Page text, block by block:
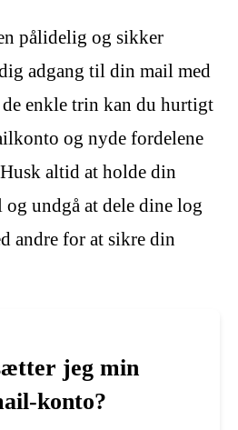
pålidelig og sikker
adgang til din mail med
enkle trin kan du hurtigt
og nyde fordelene
altid at holde din
og undgå at dele dine log
andre for at sikre din
jeg min
konto?